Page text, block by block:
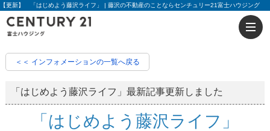
【更新】 「はじめよう藤沢ライフ」 | 藤沢の不動産のことならセンチュリー21富士ハウジング
＜＜ インフォメーションの一覧へ戻る
「はじめよう藤沢ライフ」最新記事更新しました
「はじめよう藤沢ライフ」